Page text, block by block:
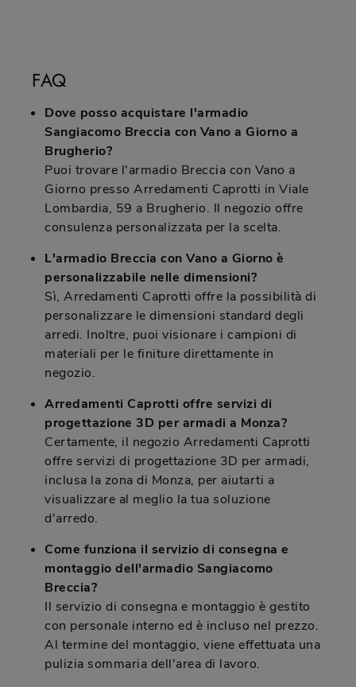
FAQ
Dove posso acquistare l'armadio
Sangiacomo Breccia con Vano a Giorno a
Brugherio?
Puoi trovare l'armadio Breccia con Vano a
Giorno presso Arredamenti Caprotti in Viale
Lombardia, 59 a Brugherio. Il negozio offre
consulenza personalizzata per la scelta.
L'armadio Breccia con Vano a Giorno è
personalizzabile nelle dimensioni?
Sì, Arredamenti Caprotti offre la possibilità di
personalizzare le dimensioni standard degli
arredi. Inoltre, puoi visionare i campioni di
materiali per le finiture direttamente in
negozio.
Arredamenti Caprotti offre servizi di
progettazione 3D per armadi a Monza?
Certamente, il negozio Arredamenti Caprotti
offre servizi di progettazione 3D per armadi,
inclusa la zona di Monza, per aiutarti a
visualizzare al meglio la tua soluzione
d'arredo.
Come funziona il servizio di consegna e
montaggio dell'armadio Sangiacomo
Breccia?
Il servizio di consegna e montaggio è gestito
con personale interno ed è incluso nel prezzo.
Al termine del montaggio, viene effettuata una
pulizia sommaria dell'area di lavoro.